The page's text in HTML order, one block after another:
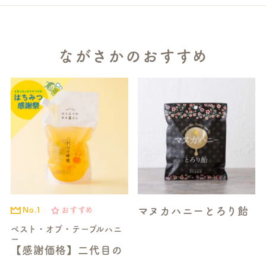
ながさかのおすすめ
No.1 おすすめ
ベスト・オブ・テーブルハニ
ー
【感謝価格】二代目の
マヌカハニーとろり飴